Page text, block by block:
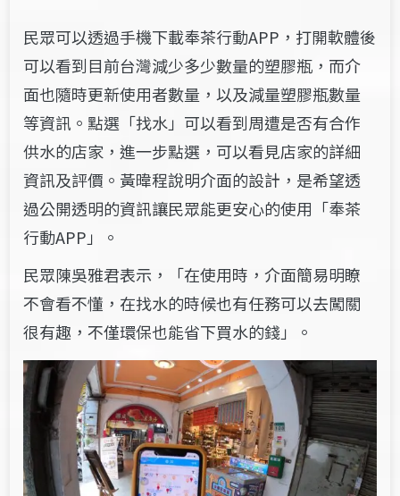
民眾可以透過手機下載奉茶行動APP，打開軟體後
可以看到目前台灣減少多少數量的塑膠瓶，而介
面也隨時更新使用者數量，以及減量塑膠瓶數量
等資訊。點選「找水」可以看到周遭是否有合作
供水的店家，進一步點選，可以看見店家的詳細
資訊及評價。黃暐程說明介面的設計，是希望透
過公開透明的資訊讓民眾能更安心的使用「奉茶
行動APP」。
民眾陳吳雅君表示，「在使用時，介面簡易明瞭
不會看不懂，在找水的時候也有任務可以去闖關
很有趣，不僅環保也能省下買水的錢」。